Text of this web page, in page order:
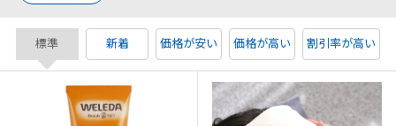
標準 新着 価格が安い 価格が高い 割引率が高い